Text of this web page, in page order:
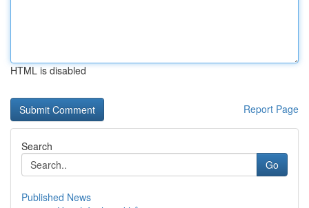
HTML is disabled
Report Page
Search
Go
Published News